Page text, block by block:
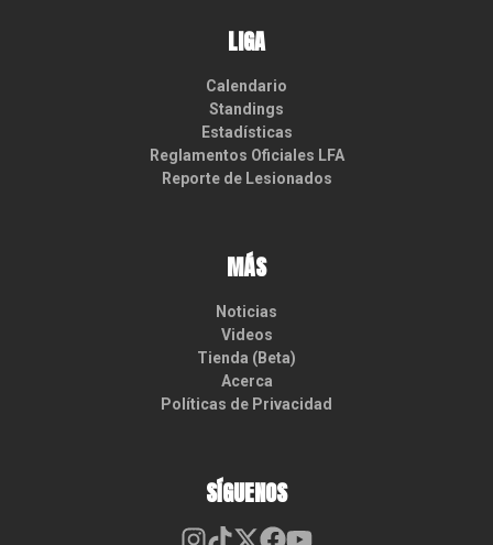
LIGA
Calendario
Standings
Estadísticas
Reglamentos Oficiales LFA
Reporte de Lesionados
MÁS
Noticias
Videos
Tienda (Beta)
Acerca
Políticas de Privacidad
SÍGUENOS